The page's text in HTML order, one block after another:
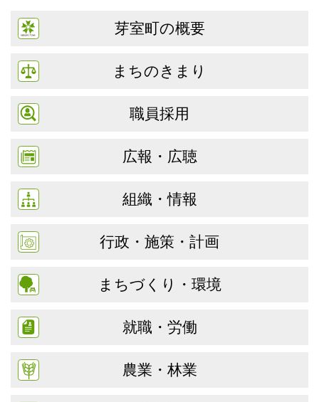
芽室町の概要
まちのきまり
職員採用
広報・広聴
組織・情報
行政・施策・計画
まちづくり・環境
就職・労働
農業・林業